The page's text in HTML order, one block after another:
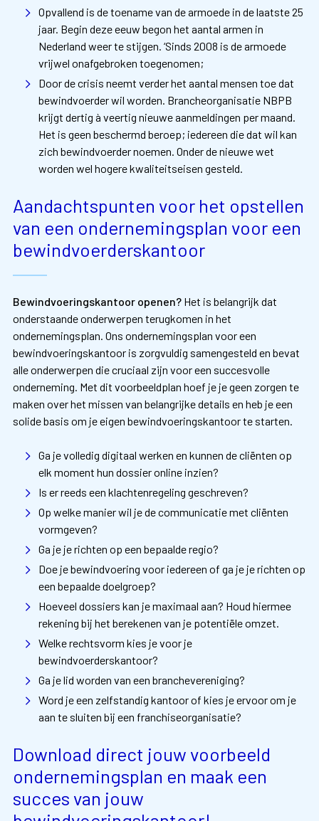
Opvallend is de toename van de armoede in de laatste 25
jaar. Begin deze eeuw begon het aantal armen in
Nederland weer te stijgen. ‘Sinds 2008 is de armoede
vrijwel onafgebroken toegenomen;
Door de crisis neemt verder het aantal mensen toe dat
bewindvoerder wil worden. Brancheorganisatie NBPB
krijgt dertig à veertig nieuwe aanmeldingen per maand.
Het is geen beschermd beroep; iedereen die dat wil kan
zich bewindvoerder noemen. Onder de nieuwe wet
worden wel hogere kwaliteitseisen gesteld.
Aandachtspunten voor het opstellen
van een ondernemingsplan voor een
bewindvoerderskantoor
Bewindvoeringskantoor openen? Het is belangrijk dat
onderstaande onderwerpen terugkomen in het
ondernemingsplan. Ons ondernemingsplan voor een
bewindvoeringskantoor is zorgvuldig samengesteld en bevat
alle onderwerpen die cruciaal zijn voor een succesvolle
onderneming. Met dit voorbeeldplan hoef je je geen zorgen te
maken over het missen van belangrijke details en heb je een
solide basis om je eigen bewindvoeringskantoor te starten.
Ga je volledig digitaal werken en kunnen de cliënten op
elk moment hun dossier online inzien?
Is er reeds een klachtenregeling geschreven?
Op welke manier wil je de communicatie met cliënten
vormgeven?
Ga je je richten op een bepaalde regio?
Doe je bewindvoering voor iedereen of ga je je richten op
een bepaalde doelgroep?
Hoeveel dossiers kan je maximaal aan? Houd hiermee
rekening bij het berekenen van je potentiële omzet.
Welke rechtsvorm kies je voor je
bewindvoerderskantoor?
Ga je lid worden van een branchevereniging?
Word je een zelfstandig kantoor of kies je ervoor om je
aan te sluiten bij een franchiseorganisatie?
Download direct jouw voorbeeld
ondernemingsplan en maak een
succes van jouw